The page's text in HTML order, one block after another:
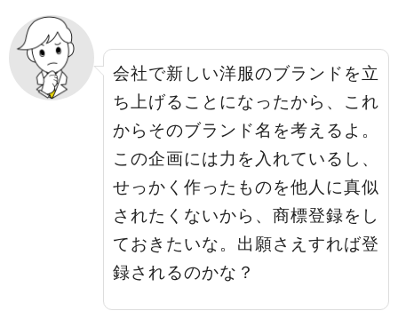
会社で新しい洋服のブランドを立
ち上げることになったから、これ
からそのブランド名を考えるよ。
この企画には力を入れているし、
せっかく作ったものを他人に真似
されたくないから、商標登録をし
ておきたいな。出願さえすれば登
録されるのかな？